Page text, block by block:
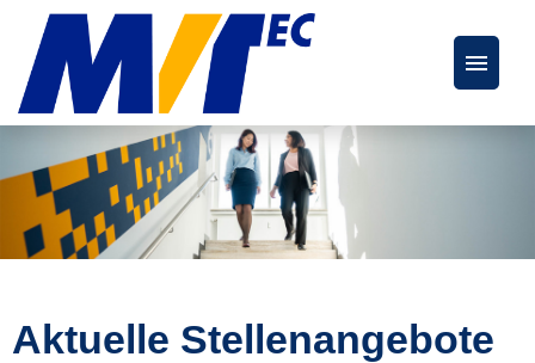
Deutsch Englisch
Stellenangebote
FAQs
Karriereseite
Aktuelle Stellenangebote